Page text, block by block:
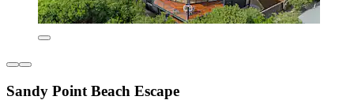
Sandy Point Beach Escape